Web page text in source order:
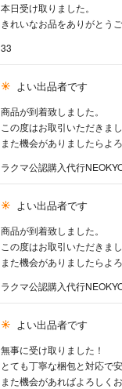
本日受け取りました。
きれいなお品をありがとう
33
よい出品者です
商品が到着致しました。
この度はお取引いただきま
また機会がありましたらよ
ラクマ公認購入代行
よい出品者です
商品が到着致しました。
この度はお取引いただきま
また機会がありましたらよ
ラクマ公認購入代行
よい出品者です
無事に受け取りました！
とても丁寧な梱包と対応で
また機会があればよろしく